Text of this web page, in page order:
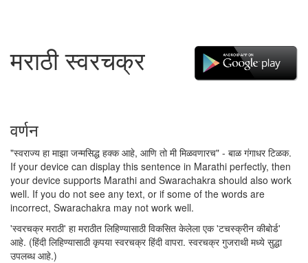
मराठी स्वरचक्र
वर्णन
"स्वराज्य हा माझा जन्मसिद्ध हक्क आहे, आणि तो मी मिळवणारच" - बाळ गंगाधर टिळक.
If your device can display this sentence in Marathi perfectly, then
your device supports Marathi and Swarachakra should also work
well. If you do not see any text, or if some of the words are
incorrect, Swarachakra may not work well.
'स्वरचक्र मराठी' हा मराठीत लिहिण्यासाठी विकसित केलेला एक 'टचस्क्रीन कीबोर्ड'
आहे. (हिंदी लिहिण्यासाठी कृपया स्वरचक्र हिंदी वापरा. स्वरचक्र गुजराथी मध्ये सुद्धा
उपलब्ध आहे.)